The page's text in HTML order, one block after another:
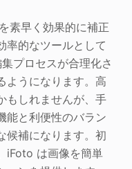
素早く効果的に補正
率的なツールとして
プロセスが合理化さ
ようになります。高
もしれませんが、手
能と利便性のバラン
候補になります。初
iFoto は画像を簡単